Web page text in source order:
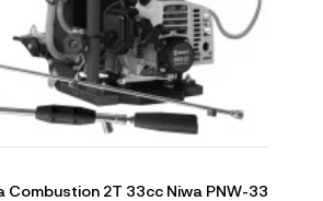
Combustion 2T 33cc Niwa PNW-33